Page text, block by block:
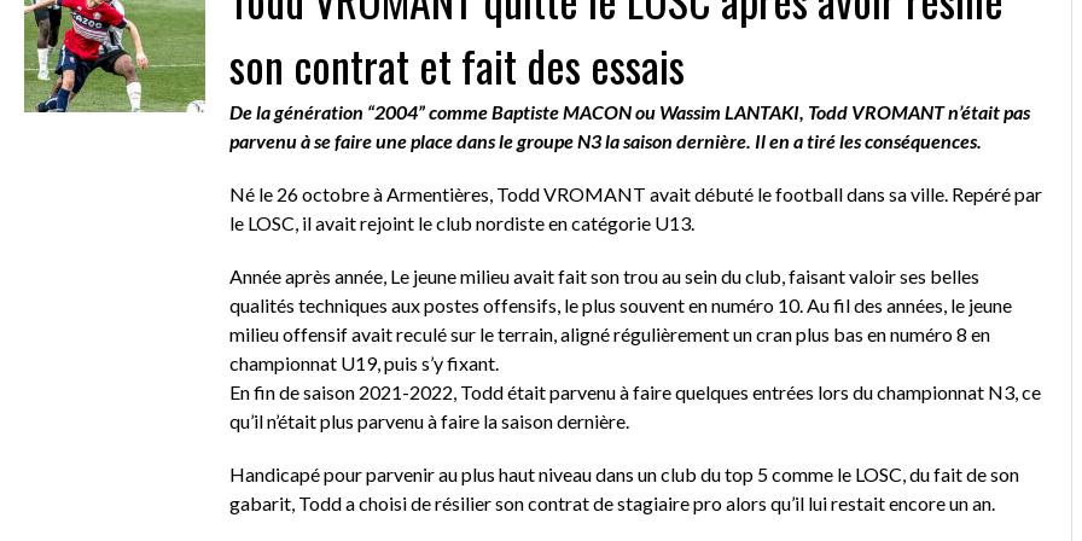
son contrat et fait des essais
De la génération “2004” comme Baptiste MACON ou Wassim LANTAKI, Todd VROMANT n’était pas
parvenu à se faire une place dans le groupe N3 la saison dernière. Il en a tiré les conséquences.
Né le 26 octobre à Armentières, Todd VROMANT avait débuté le football dans sa ville. Repéré par
le LOSC, il avait rejoint le club nordiste en catégorie U13.
Année après année, Le jeune milieu avait fait son trou au sein du club, faisant valoir ses belles
qualités techniques aux postes offensifs, le plus souvent en numéro 10. Au fil des années, le jeune
milieu offensif avait reculé sur le terrain, aligné régulièrement un cran plus bas en numéro 8 en
championnat U19, puis s’y fixant.
En fin de saison 2021-2022, Todd était parvenu à faire quelques entrées lors du championnat N3, ce
qu’il n’était plus parvenu à faire la saison dernière.
Handicapé pour parvenir au plus haut niveau dans un club du top 5 comme le LOSC, du fait de son
gabarit, Todd a choisi de résilier son contrat de stagiaire pro alors qu’il lui restait encore un an.